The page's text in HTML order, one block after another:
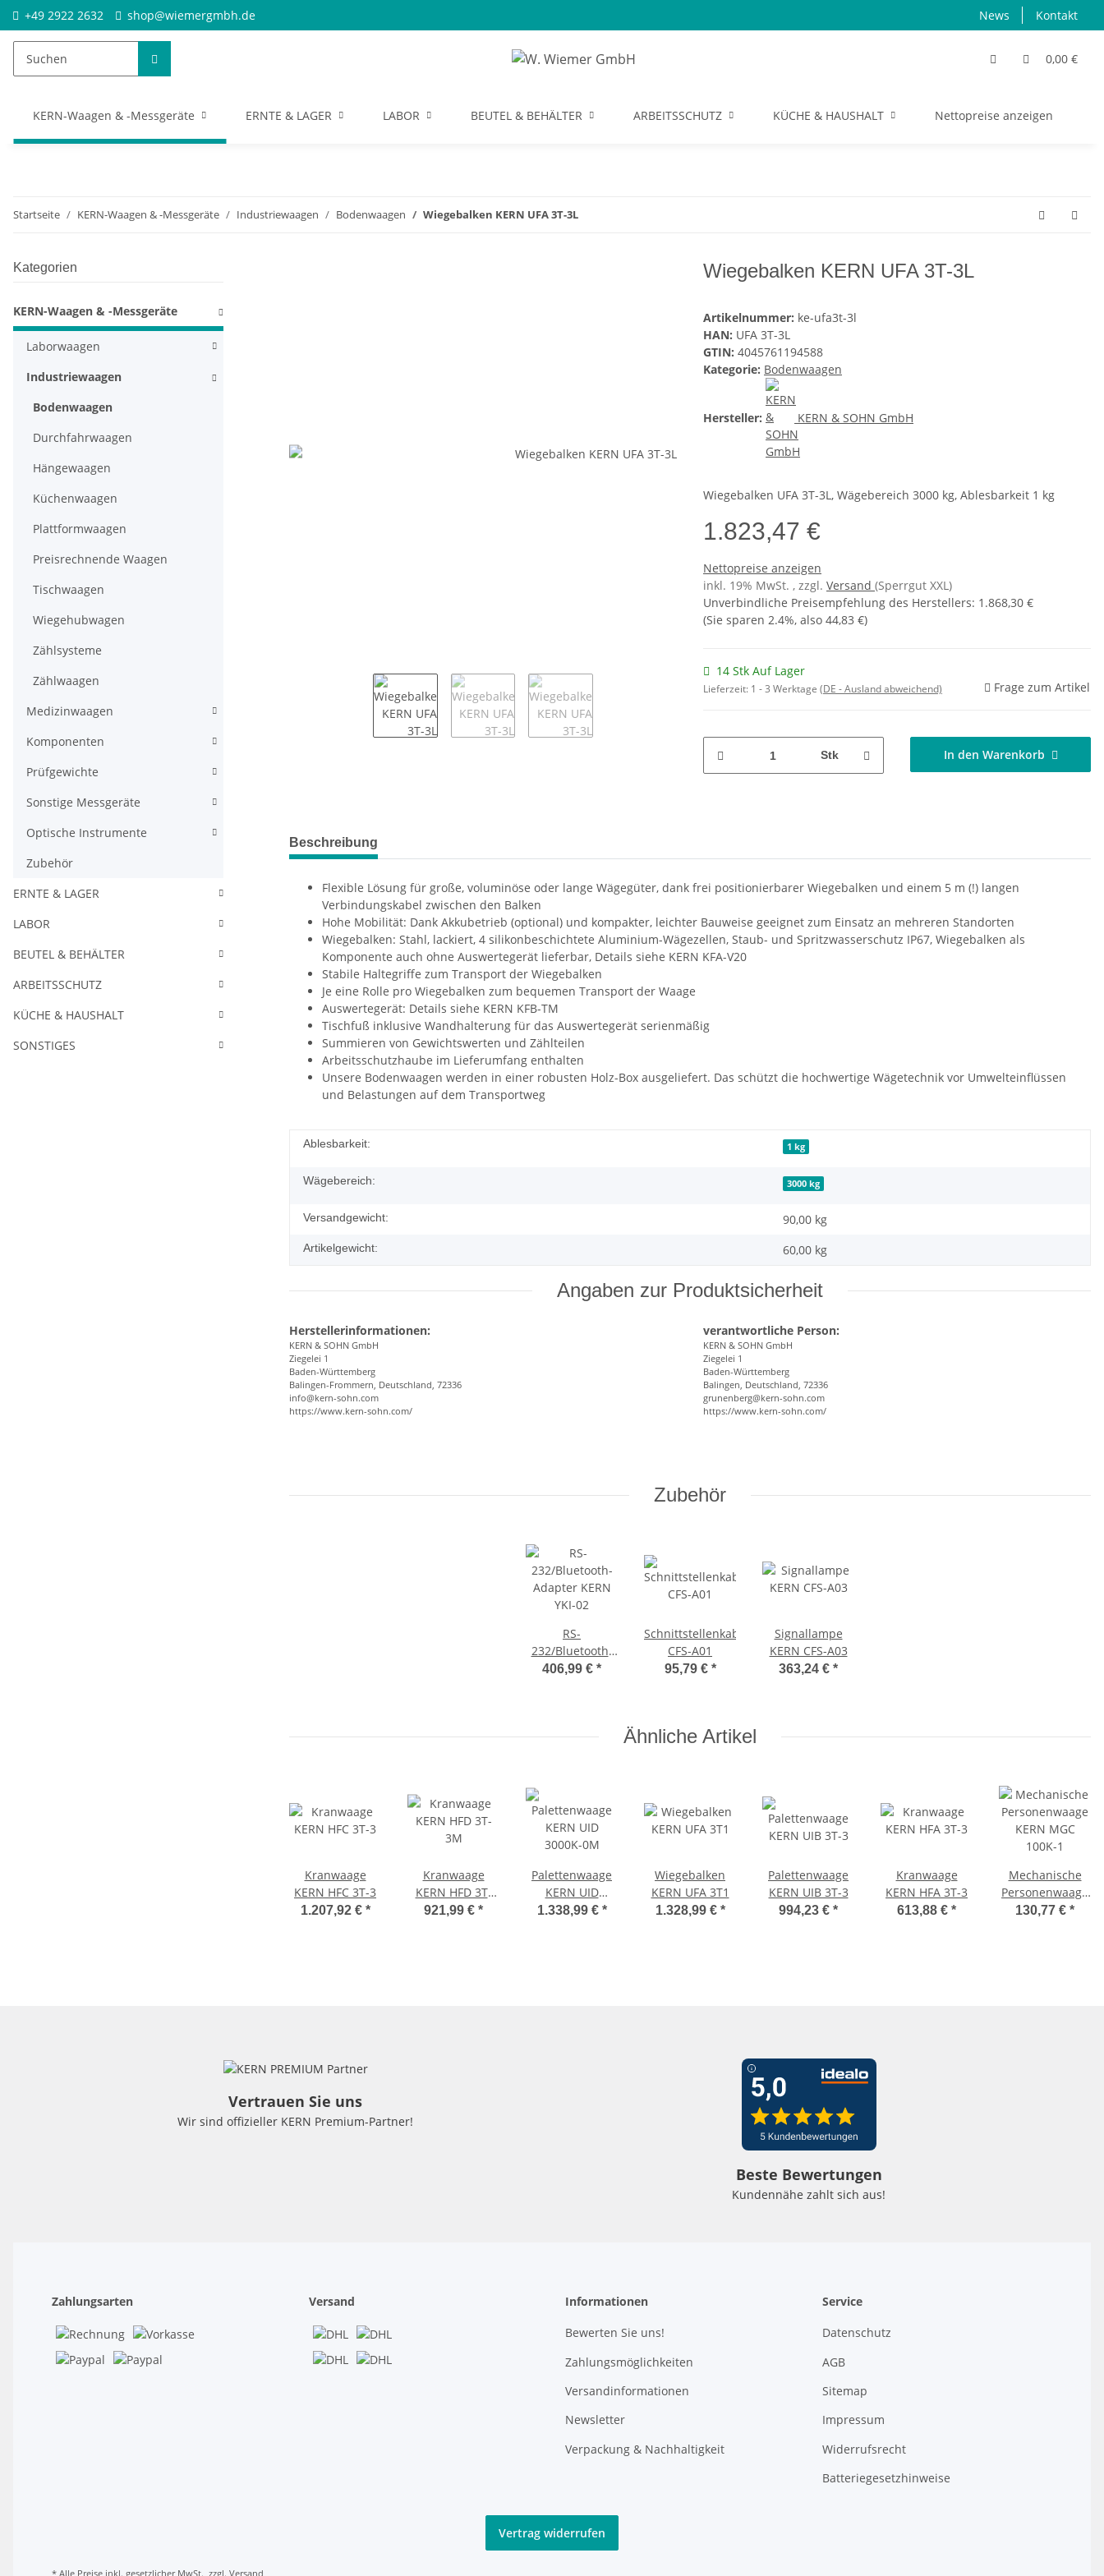
+49 2922 2632 shop@wiemergmbh.de News Kontakt
0,00 €
KERN-Waagen & -Messgeräte ERNTE & LAGER LABOR BEUTEL & BEHÄLTER ARBEITSSCHUTZ KÜCHE & HAUSHALT Nettopreise anzeigen
Startseite KERN-Waagen & -Messgeräte Industriewaagen Bodenwaagen Wiegebalken KERN UFA 3T-3L
Wiegebalken KERN UFA 3T-3L
Artikelnummer: ke-ufa3t-3l
HAN: UFA 3T-3L
GTIN: 4045761194588
Kategorie: Bodenwaagen
Hersteller: KERN & SOHN GmbH
Wiegebalken UFA 3T-3L, Wägebereich 3000 kg, Ablesbarkeit 1 kg
1.823,47 €
Nettopreise anzeigen
inkl. 19% MwSt. , zzgl. Versand (Sperrgut XXL)
Unverbindliche Preisempfehlung des Herstellers: 1.868,30 €
(Sie sparen 2.4%, also 44,83 €)
14 Stk Auf Lager
Lieferzeit: 1 - 3 Werktage (DE - Ausland abweichend) Frage zum Artikel
Stk In den Warenkorb
Beschreibung
Flexible Lösung für große, voluminöse oder lange Wägegüter, dank frei positionierbarer Wiegebalken und einem 5 m (!) langen
Verbindungskabel zwischen den Balken
Hohe Mobilität: Dank Akkubetrieb (optional) und kompakter, leichter Bauweise geeignet zum Einsatz an mehreren Standorten
Wiegebalken: Stahl, lackiert, 4 silikonbeschichtete Aluminium-Wägezellen, Staub- und Spritzwasserschutz IP67, Wiegebalken als
Komponente auch ohne Auswertegerät lieferbar, Details siehe KERN KFA-V20
Stabile Haltegriffe zum Transport der Wiegebalken
Je eine Rolle pro Wiegebalken zum bequemen Transport der Waage
Auswertegerät: Details siehe KERN KFB-TM
Tischfuß inklusive Wandhalterung für das Auswertegerät serienmäßig
Summieren von Gewichtswerten und Zählteilen
Arbeitsschutzhaube im Lieferumfang enthalten
Unsere Bodenwaagen werden in einer robusten Holz-Box ausgeliefert. Das schützt die hochwertige Wägetechnik vor Umwelteinflüssen
und Belastungen auf dem Transportweg
Ablesbarkeit: 1 kg
Wägebereich: 3000 kg
Versandgewicht: 90,00 kg
Artikelgewicht: 60,00 kg
Angaben zur Produktsicherheit
Herstellerinformationen:
KERN & SOHN GmbH
Ziegelei 1
Baden-Württemberg
Balingen-Frommern, Deutschland, 72336
info@kern-sohn.com
https://www.kern-sohn.com/
verantwortliche Person:
KERN & SOHN GmbH
Ziegelei 1
Baden-Württemberg
Balingen, Deutschland, 72336
grunenberg@kern-sohn.com
https://www.kern-sohn.com/
Zubehör
RS-
232/Bluetooth-
Adapter KERN
406,99 € *
Schnittstellenkabel
CFS-A01
95,79 € *
Signallampe
KERN CFS-A03
363,24 € *
Ähnliche Artikel
Kranwaage
KERN HFC 3T-3
1.207,92 € *
Kranwaage
KERN HFD 3T-
3M
921,99 € *
Palettenwaage
KERN UID
3000K-0M
1.338,99 € *
Wiegebalken
KERN UFA 3T1
1.328,99 € *
Palettenwaage
KERN UIB 3T-3
994,23 € *
Kranwaage
KERN HFA 3T-3
613,88 € *
Mechanische
Personenwaage
KERN MGC
130,77 € *
Kategorien
KERN-Waagen & -Messgeräte
Laborwaagen
Industriewaagen
Bodenwaagen
Durchfahrwaagen
Hängewaagen
Küchenwaagen
Plattformwaagen
Preisrechnende Waagen
Tischwaagen
Wiegehubwagen
Zählsysteme
Zählwaagen
Medizinwaagen
Komponenten
Prüfgewichte
Sonstige Messgeräte
Optische Instrumente
Zubehör
ERNTE & LAGER
LABOR
BEUTEL & BEHÄLTER
ARBEITSSCHUTZ
KÜCHE & HAUSHALT
SONSTIGES
Vertrauen Sie uns
Wir sind offizieller KERN Premium-Partner!
Beste Bewertungen
Kundennähe zahlt sich aus!
Zahlungsarten Versand Informationen
Bewerten Sie uns!
Zahlungsmöglichkeiten
Versandinformationen
Newsletter
Verpackung & Nachhaltigkeit
Service
Datenschutz
AGB
Sitemap
Impressum
Widerrufsrecht
Batteriegesetzhinweise
Vertrag widerrufen
* Alle Preise inkl. gesetzlicher MwSt., zzgl. Versand